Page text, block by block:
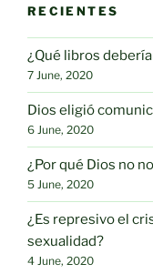
RECIENTES
¿Qué libros
7 June, 2020
Dios eligió
6 June, 2020
¿Por qué Dios no
5 June, 2020
¿Es represivo el
sexualidad?
4 June, 2020